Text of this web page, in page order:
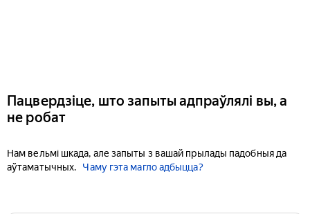
Пацвердзіце, што запыты адпраўлялі вы, а
не робат
Нам вельмі шкада, але запыты з вашай прылады падобныя да
аўтаматычных.
Чаму гэта магло адбыцца?